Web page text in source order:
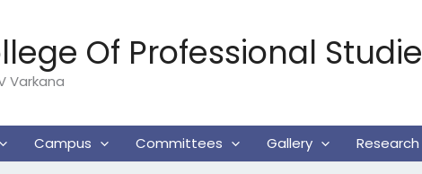
Of Professional
Varkana
Campus Committees Gallery